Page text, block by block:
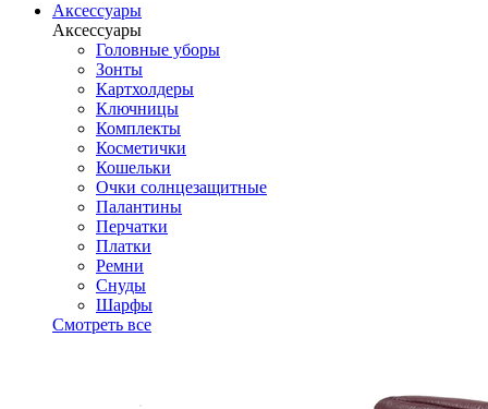
Аксессуары
Аксессуары
Головные уборы
Зонты
Картхолдеры
Ключницы
Комплекты
Косметички
Кошельки
Очки солнцезащитные
Палантины
Перчатки
Платки
Ремни
Снуды
Шарфы
Смотреть все